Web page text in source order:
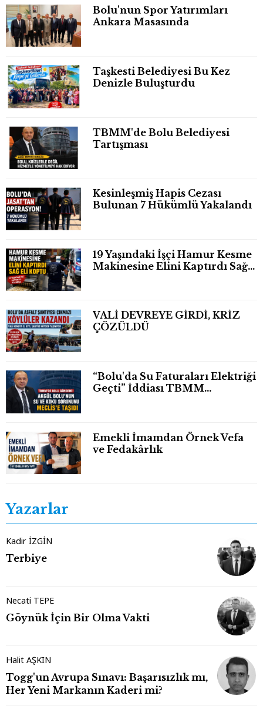
Bolu'nun Spor Yatırımları
Ankara Masasında
Taşkesti Belediyesi Bu Kez
Denizle Buluşturdu
TBMM'de Bolu Belediyesi
Tartışması
Kesinleşmiş Hapis Cezası
Bulunan 7 Hükümlü Yakalandı
19 Yaşındaki İşçi Hamur Kesme
Makinesine Elini Kaptırdı Sağ
VALİ DEVREYE GİRDİ, KRİZ
ÇÖZÜLDÜ
“Bolu'da Su Faturaları Elektriği
Geçti” İddiası TBMM
Emekli İmamdan Örnek Vefa
ve Fedakârlık
Yazarlar
Kadir İZGİN
Terbiye
Necati TEPE
Göynük İçin Bir Olma Vakti
Halit AŞKIN
Togg'un Avrupa Sınavı: Başarısızlık mı,
Her Yeni Markanın Kaderi mi?